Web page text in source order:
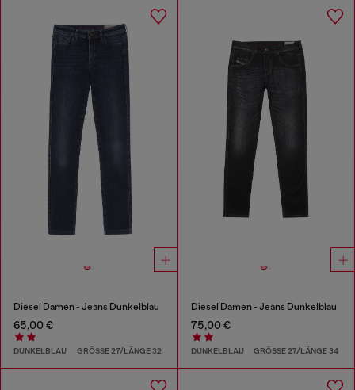
Diesel Damen - Jeans Dunkelblau
65,00 €
DUNKELBLAU GRÖSSE 27/LÄNGE 32
Diesel Damen - Jeans Dunkelblau
75,00 €
DUNKELBLAU GRÖSSE 27/LÄNGE 34